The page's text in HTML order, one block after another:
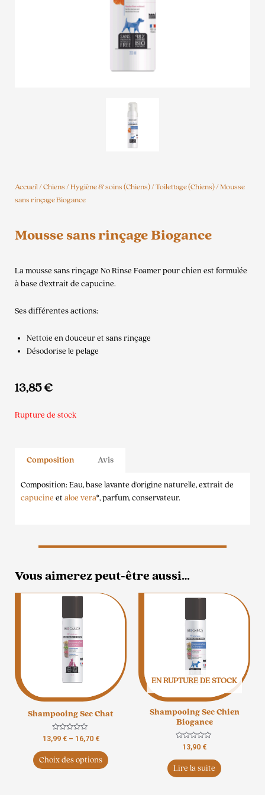
Accueil/Chiens/Hygiène & soins (Chiens)/Toilettage (Chiens)/ Mousse
sans rinçage Biogance
Mousse sans rinçage Biogance
La mousse sans rinçage No Rinse Foamer pour chien est formulée
à base d’extrait de capucine.
Ses différentes actions:
Nettoie en douceur et sans rinçage
Désodorise le pelage
13,85€
Rupture de stock
Composition Avis
Composition: Eau, base lavante d’origine naturelle, extrait de
capucine et aloe vera*, parfum, conservateur.
Vous aimerez peut-être aussi…
Shampooing Sec Chat
Note
0
sur
5
13,99 €– 16,70 €
Choix des options
Ce
produit
options
peuvent
choisies
EN RUPTURE DE STOCK
Shampooing Sec Chien
Biogance
Note
sur
5
13,90 €
Lire la suite